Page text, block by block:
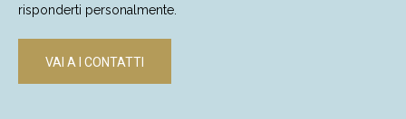
risponderti personalmente.
VAI A I CONTATTI